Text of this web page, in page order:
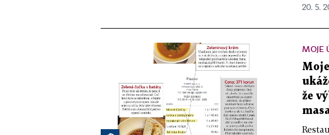
20. 5.
MOJE
že